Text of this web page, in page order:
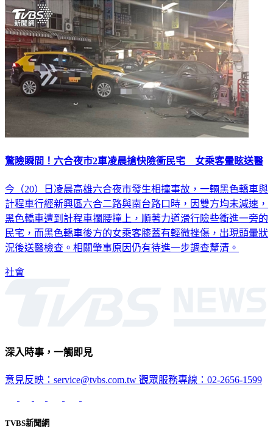
驚險瞬間！六合夜市2車凌晨搶快險衝民宅 女乘客暈眩送醫
今（20）日凌晨高雄六合夜市發生相撞事故，一輛黑色轎車與
計程車行經新興區六合二路與南台路口時，因雙方均未減速，
黑色轎車遭到計程車攔腰撞上，順著力道滑行險些衝進一旁的
民宅，而黑色轎車後方的女乘客膝蓋有輕微挫傷，出現頭暈狀
況後送醫檢查。相關肇事原因仍有待進一步調查釐清。
社會
深入時事，一觸即見
意見反映：service@tvbs.com.tw 觀眾服務專線：02-2656-1599
TVBS新聞網